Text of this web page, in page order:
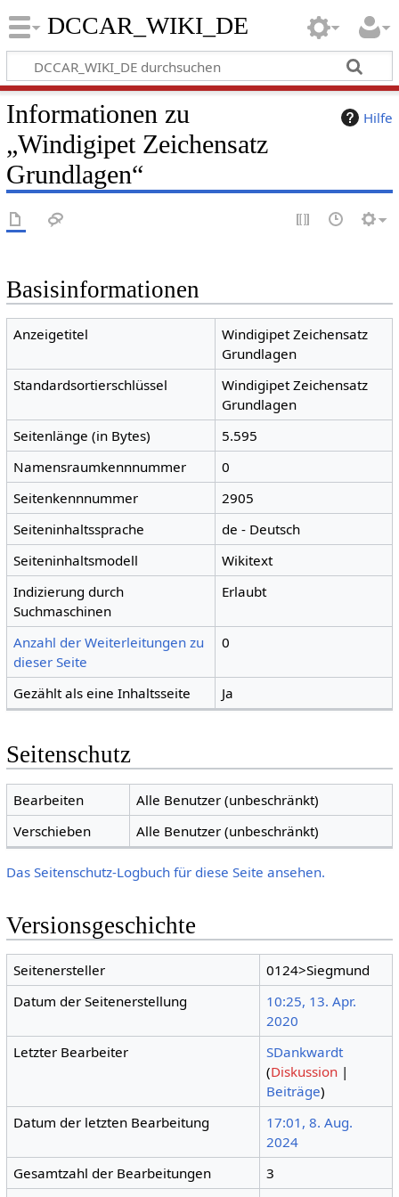
DCCAR_WIKI_DE
Hilfe
Informationen zu
„Windigipet Zeichensatz
Grundlagen“
Basisinformationen
Anzeigetitel
Windigipet Zeichensatz
Grundlagen
Standardsortierschlüssel
Windigipet Zeichensatz
Grundlagen
Seitenlänge (in Bytes)
5.595
Namensraumkennnummer
0
Seitenkennnummer
2905
Seiteninhaltssprache
de - Deutsch
Seiteninhaltsmodell
Wikitext
Indizierung durch
Suchmaschinen
Erlaubt
Anzahl der Weiterleitungen zu
dieser Seite
0
Gezählt als eine Inhaltsseite Ja
Seitenschutz
Bearbeiten
Alle Benutzer (unbeschränkt)
Verschieben
Alle Benutzer (unbeschränkt)
Das Seitenschutz-Logbuch für diese Seite ansehen.
Versionsgeschichte
Seitenersteller
0124>Siegmund
Datum der Seitenerstellung
10:25, 13. Apr.
2020
Letzter Bearbeiter
SDankwardt
(Diskussion |
Beiträge)
Datum der letzten Bearbeitung
17:01, 8. Aug.
2024
Gesamtzahl der Bearbeitungen
3